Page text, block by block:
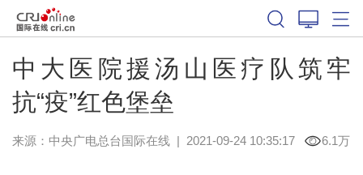
中大医院援汤山医疗队筑牢
抗“疫”红色堡垒
来源：中央广电总台国际在线| 2021-09-24 10:35:17 6.1万